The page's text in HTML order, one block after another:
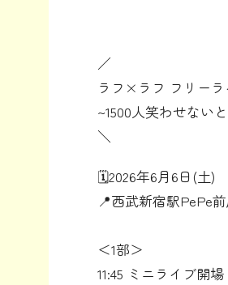
／
ラフ×ラフ フリー
~1500人笑わせない
＼
🗓️2026年6月6日(土)
📍西武新宿駅PePe
＜1部＞
11:45 ミニライブ開場